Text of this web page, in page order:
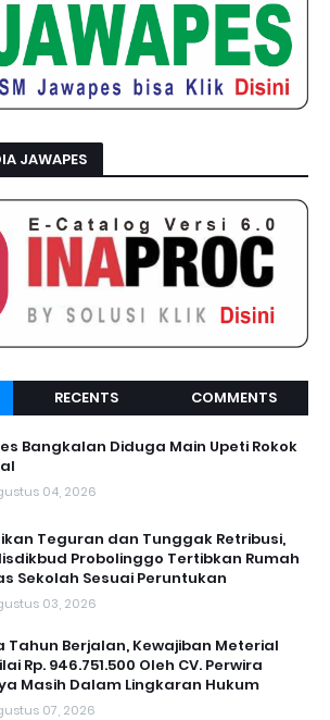
JAWAPES
RECENTS COMMENTS
Bangkalan Diduga Main Upeti Rokok
04, 2026
Teguran dan Tunggak Retribusi,
Probolinggo Tertibkan Rumah
Sekolah Sesuai Peruntukan
03, 2026
Tahun Berjalan, Kewajiban Meterial
Rp. 946.751.500 Oleh CV. Perwira
Masih Dalam Lingkaran Hukum
07, 2026